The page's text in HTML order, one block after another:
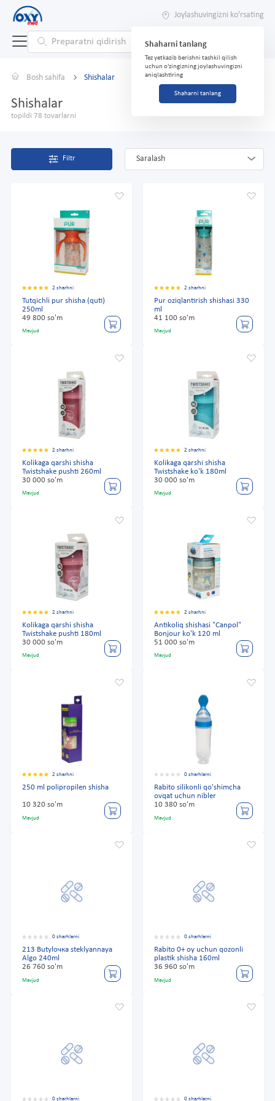
Joylashuvingizni ko'rsating
Shaharni tanlang
Tez yetkazib berishni tashkil qilish
uchun o'zingizning joylashuvingizni
aniqlashtiring
Shaharni tanlang
Bosh sahifa Shishalar
Shishalar
topildi 78 tovarlarni
Filtr Saralash
2 sharhni
Tutqichli pur shisha (quti)
250ml
49 800 so'm
Mavjud
2 sharhni
Pur oziqlantirish shishasi 330
ml
41 100 so'm
Mavjud
2 sharhni
Kolikaga qarshi shisha
Twistshake pushti 260ml
30 000 so'm
Mavjud
2 sharhni
Kolikaga qarshi shisha
Twistshake ko'k 180ml
30 000 so'm
Mavjud
2 sharhni
Kolikaga qarshi shisha
Twistshake pushti 180ml
30 000 so'm
Mavjud
2 sharhni
Antikoliq shishasi "Canpol"
Bonjour ko'k 120 ml
51 000 so'm
Mavjud
2 sharhni
250 ml polipropilen shisha
10 320 so'm
Mavjud
0 sharhlarni
Rabito silikonli qo'shimcha
ovqat uchun nibler
10 380 so'm
Mavjud
0 sharhlarni
213 Butylочка steklyannaya
Algo 240ml
26 760 so'm
Mavjud
0 sharhlarni
Rabito 0+ oy uchun qozonli
plastik shisha 160ml
36 960 so'm
Mavjud
0 sharhlarni 0 sharhlarni